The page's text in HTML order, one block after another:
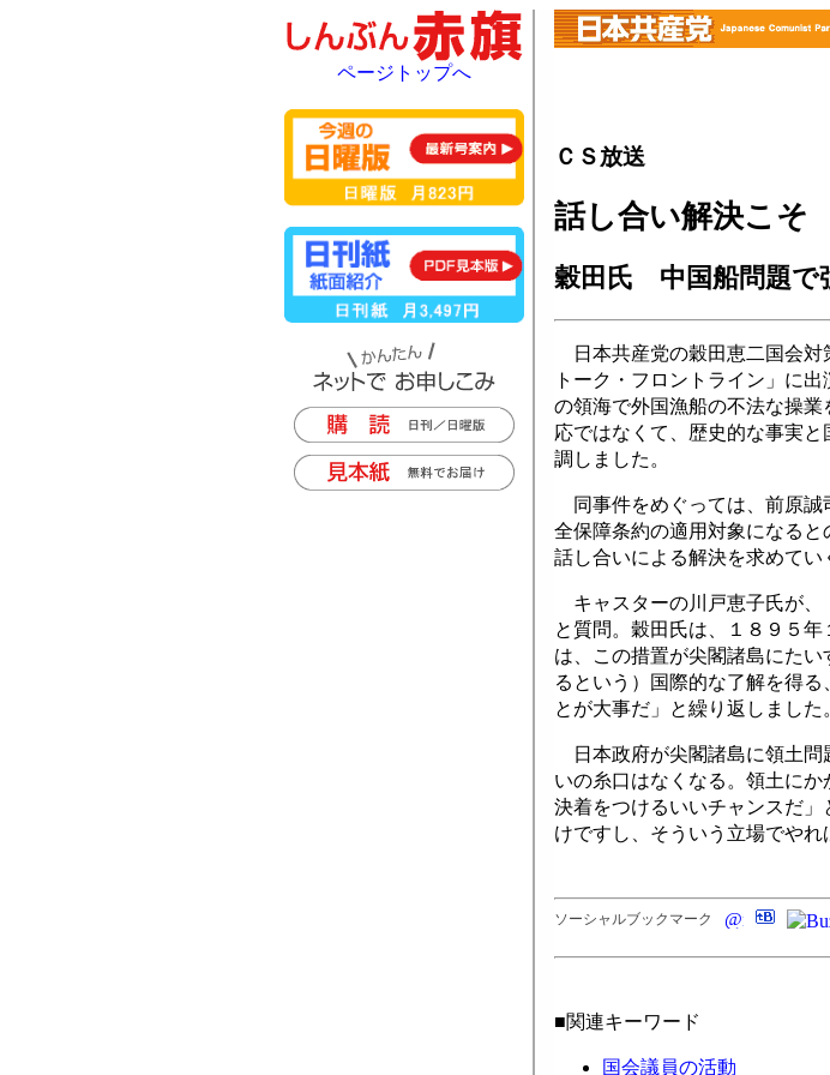
ＣＳ放送
話し合い解決こそ
穀田氏 中国船問題で
日本共産党の穀田恵二国会対
トーク・フロントライン」に
の領海で外国漁船の不法な操
応ではなくて、歴史的な事実
調しました。
同事件をめぐっては、前原誠
全保障条約の適用対象になる
話し合いによる解決を求めてい
キャスターの川戸恵子氏が、
と質問。穀田氏は、１８９５
は、この措置が尖閣諸島にた
るという）国際的な了解を得
とが大事だ」と繰り返しました
日本政府が尖閣諸島に領土問
いの糸口はなくなる。領土に
決着をつけるいいチャンスだ
けですし、そういう立場でやれ
ソーシャルブックマーク
■関連キーワード
国会議員の活動
ページトップへ